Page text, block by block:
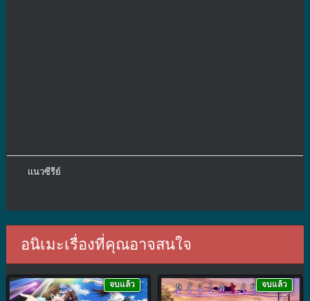
แนวซีรีย์
อนิเมะเรื่องที่คุณอาจสนใจ
จบแล้ว จบแล้ว